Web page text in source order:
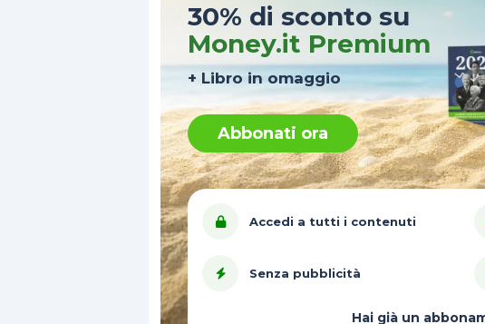
30% di sconto su
Money.it Premium
+ Libro in omaggio
Abbonati ora
Accedi a tutti i contenuti
Senza pubblicità
Hai già un